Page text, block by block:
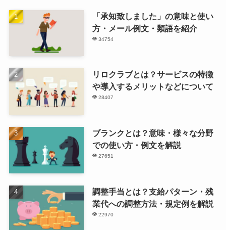
「承知致しました」の意味と使い
方・メール例文・類語を紹介
34754
リロクラブとは？サービスの特徴
や導入するメリットなどについて
28407
ブランクとは？意味・様々な分野
での使い方・例文を解説
27651
調整手当とは？支給パターン・残
業代への調整方法・規定例を解説
22970